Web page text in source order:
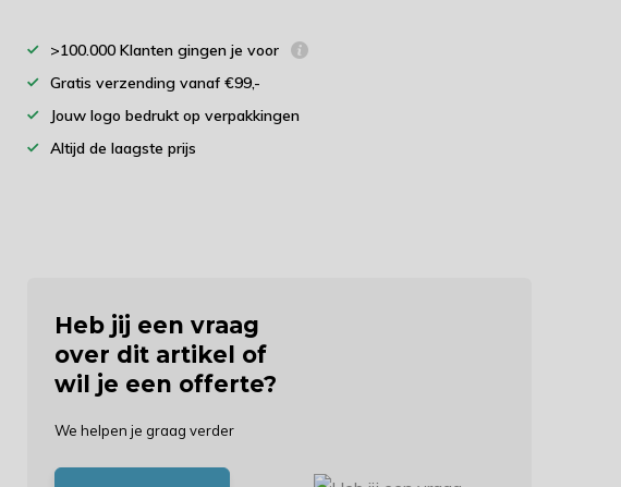
>100.000 Klanten gingen je voor
Gratis verzending vanaf €99,-
Jouw logo bedrukt op verpakkingen
Altijd de laagste prijs
Heb jij een vraag
over dit artikel of
wil je een offerte?
We helpen je graag verder